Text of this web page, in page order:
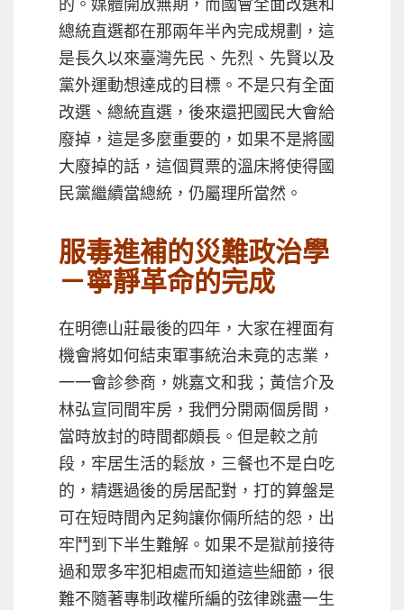
總統直選都在那兩年半內完成規劃，這
是長久以來臺灣先民、先烈、先賢以及
黨外運動想達成的目標。不是只有全面
改選、總統直選，後來還把國民大會給
廢掉，這是多麼重要的，如果不是將國
大廢掉的話，這個買票的溫床將使得國
民黨繼續當總統，仍屬理所當然。
服毒進補的災難政治學
－寧靜革命的完成
在明德山莊最後的四年，大家在裡面有
機會將如何結束軍事統治未竟的志業，
一一會診參商，姚嘉文和我；黃信介及
林弘宣同間牢房，我們分開兩個房間，
當時放封的時間都頗長。但是較之前
段，牢居生活的鬆放，三餐也不是白吃
的，精選過後的房居配對，打的算盤是
可在短時間內足夠讓你倆所結的怨，出
牢鬥到下半生難解。如果不是獄前接待
過和眾多牢犯相處而知道這些細節，很
難不隨著專制政權所編的弦律跳盡一生